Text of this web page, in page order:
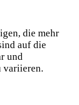
die⁢ mehr
auf‌ die
​und⁢
variieren.